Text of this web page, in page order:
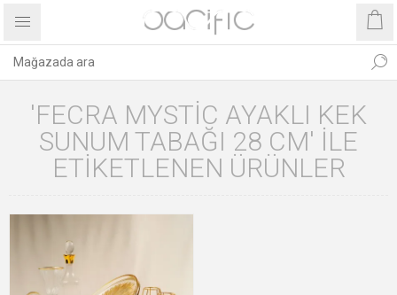
'FECRA MYSTIC AYAKLI KEK
SUNUM TABAĞI 28 CM' ILE
ETIKETLENEN ÜRÜNLER